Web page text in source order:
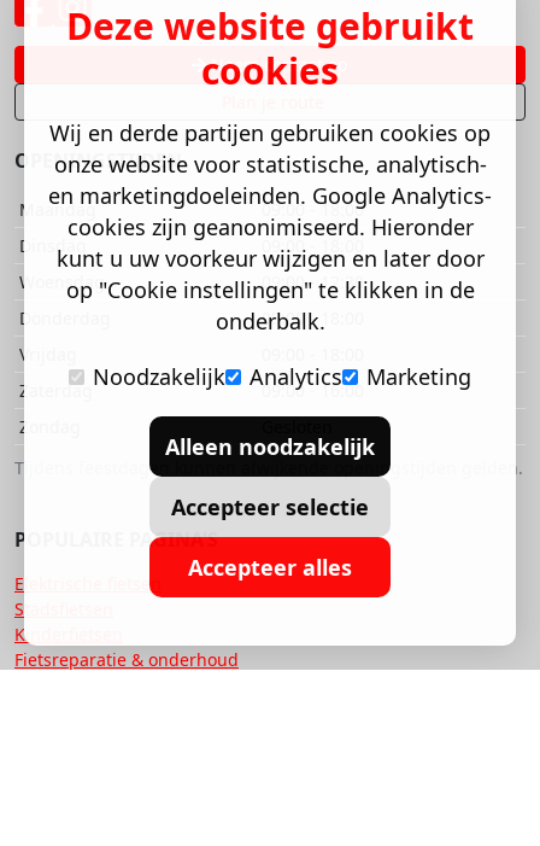
Neem contact op
OPENINGSTIJDEN
Maandag
09:00 - 18:00
Dinsdag
09:00 - 18:00
Woensdag
09:00 - 12:30
Donderdag
09:00 - 18:00
Vrijdag
Zaterdag
09:00 - 16:00
Zondag
Tijdens feestdagen kunnen afwijkende openingstijden gelden.
POPULAIRE PAGINA'S
Elektrische fietsen
Stadsfietsen
Kinderfietsen
Fietsreparatie & onderhoud
Deze website gebruikt
cookies
Wij en derde partijen gebruiken cookies op
onze website voor statistische, analytisch-
en marketingdoeleinden. Google Analytics-
cookies zijn geanonimiseerd. Hieronder
kunt u uw voorkeur wijzigen en later door
op "Cookie instellingen" te klikken in de
onderbalk.
Noodzakelijk
Analytics Marketing
Alleen noodzakelijk
Accepteer selectie
Accepteer alles